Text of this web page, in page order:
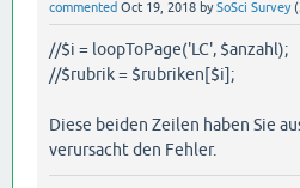
commented Oct 19, 2018 bySoSci Survey (
//$i = loopToPage('LC', $anzahl);
//$rubrik = $rubriken[$i];
Diese beiden Zeilen haben Sie
verursacht den Fehler.